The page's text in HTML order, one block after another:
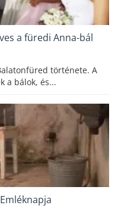
a füredi Anna-bál
története. A
a bálok, és...